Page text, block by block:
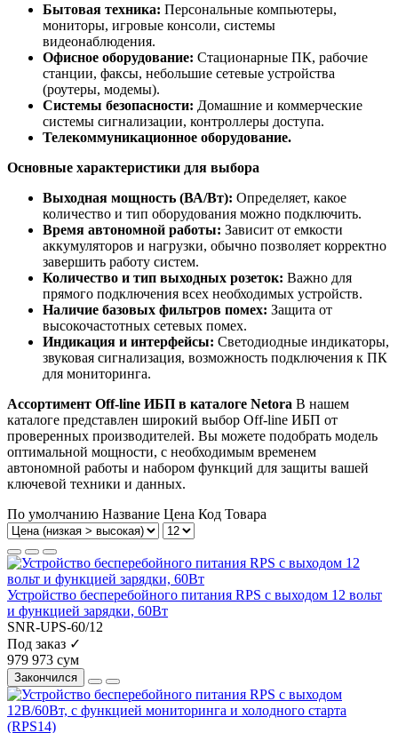
Бытовая техника: Персональные компьютеры,
мониторы, игровые консоли, системы
видеонаблюдения.
Офисное оборудование: Стационарные ПК, рабочие
станции, факсы, небольшие сетевые устройства
(роутеры, модемы).
Системы безопасности: Домашние и коммерческие
системы сигнализации, контроллеры доступа.
Телекоммуникационное оборудование.
Основные характеристики для выбора
Выходная мощность (ВА/Вт): Определяет, какое
количество и тип оборудования можно подключить.
Время автономной работы: Зависит от емкости
аккумуляторов и нагрузки, обычно позволяет корректно
завершить работу систем.
Количество и тип выходных розеток: Важно для
прямого подключения всех необходимых устройств.
Наличие базовых фильтров помех: Защита от
высокочастотных сетевых помех.
Индикация и интерфейсы: Светодиодные индикаторы,
звуковая сигнализация, возможность подключения к ПК
для мониторинга.
Ассортимент Off-line ИБП в каталоге Netora В нашем
каталоге представлен широкий выбор Off-line ИБП от
проверенных производителей. Вы можете подобрать модель
оптимальной мощности, с необходимым временем
автономной работы и набором функций для защиты вашей
ключевой техники и данных.
По умолчанию Название Цена Код Товара
Устройство бесперебойного питания RPS с выходом 12 вольт
и функцией зарядки, 60Вт
SNR-UPS-60/12
Под заказ ✓
979 973 сум
Закончился